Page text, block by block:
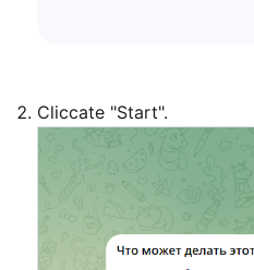
Cliccate "Start".